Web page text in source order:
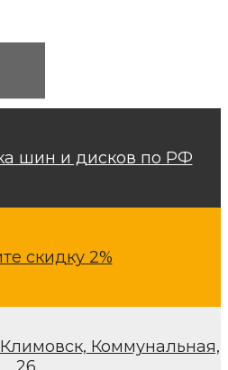
шин и дисков по РФ
скидку 2%
Коммунальная,